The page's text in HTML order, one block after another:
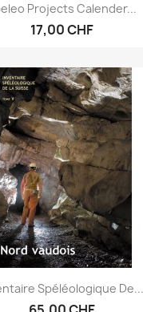
Projects Calender...
17,00 CHF
Spéléologique De...